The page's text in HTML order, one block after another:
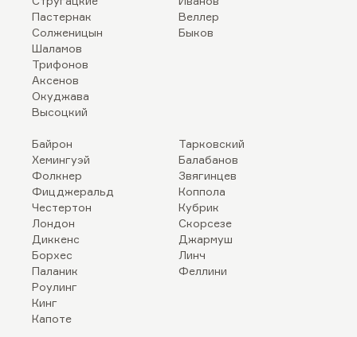
Пастернак
Солженицын
Шаламов
Трифонов
Аксенов
Окуджава
Высоцкий
Веллер
Быков
Байрон
Хемингуэй
Фолкнер
Фицджеральд
Честертон
Лондон
Диккенс
Борхес
Паланик
Роулинг
Кинг
Капоте
Тарковский
Балабанов
Звягинцев
Коппола
Кубрик
Скорсезе
Джармуш
Линч
Феллини